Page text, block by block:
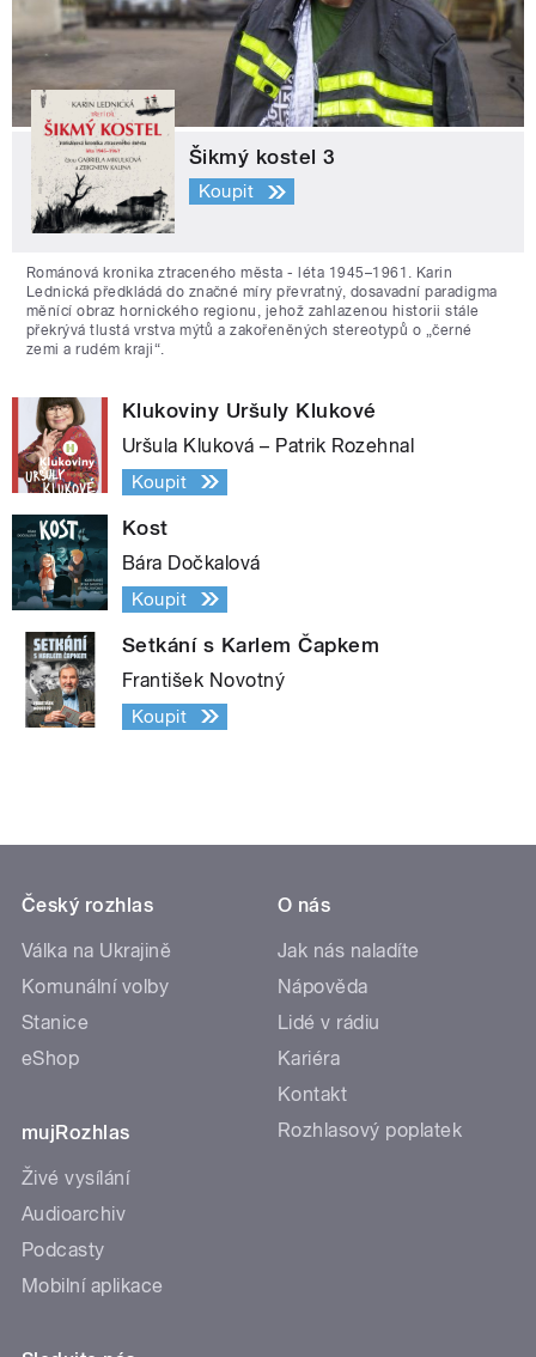
Šikmý kostel 3
Koupit
Románová kronika ztraceného města - léta 1945–1961. Karin
Lednická předkládá do značné míry převratný, dosavadní paradigma
měnící obraz hornického regionu, jehož zahlazenou historii stále
překrývá tlustá vrstva mýtů a zakořeněných stereotypů o „černé
zemi a rudém kraji“.
Klukoviny Uršuly Klukové
Uršula Kluková – Patrik Rozehnal
Koupit
Kost
Bára Dočkalová
Koupit
Setkání s Karlem Čapkem
František Novotný
Koupit
Český rozhlas
Válka na Ukrajině
Komunální volby
Stanice
eShop
mujRozhlas
Živé vysílání
Audioarchiv
Podcasty
Mobilní aplikace
O nás
Jak nás naladíte
Nápověda
Lidé v rádiu
Kariéra
Kontakt
Rozhlasový poplatek